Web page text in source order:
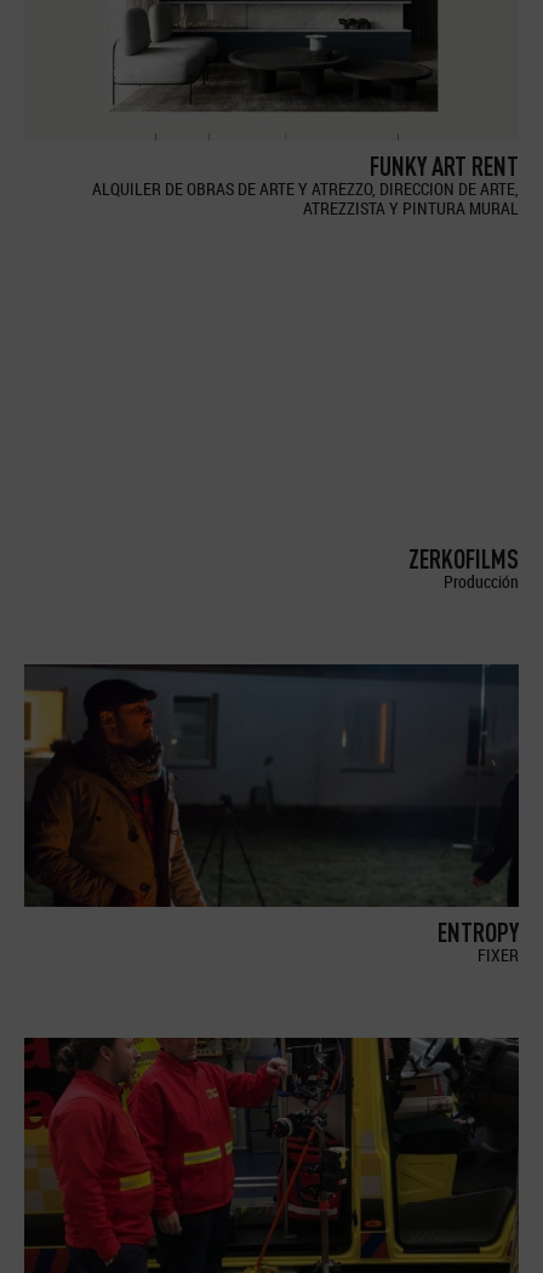
FUNKY ART RENT
ALQUILER DE OBRAS DE ARTE Y ATREZZO, DIRECCION DE ARTE,
ATREZZISTA Y PINTURA MURAL
ZERKOFILMS
Producción
ENTROPY
FIXER